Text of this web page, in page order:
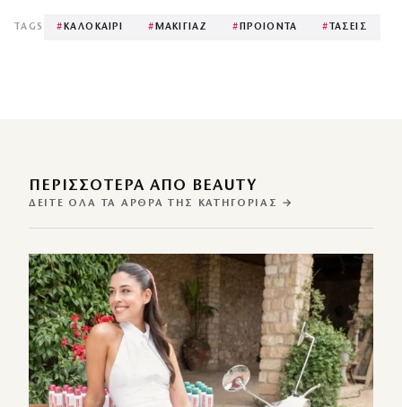
TAGS #ΚΑΛΟΚΑΙΡΙ #ΜΑΚΙΓΙΑΖ #ΠΡΟΙΟΝΤΑ # ΤΑΣΕΙΣ
ΠΕΡΙΣΣΌΤΕΡΑ ΑΠΌ BEAUTY
ΔΕΊΤΕ ΌΛΑ ΤΑ ΆΡΘΡΑ ΤΗΣ ΚΑΤΗΓΟΡΊΑΣ →